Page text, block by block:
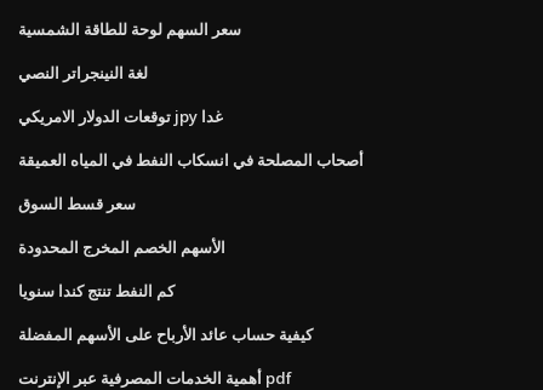
سعر السهم لوحة للطاقة الشمسية
لغة النينجراتر النصي
توقعات الدولار الامريكي jpy غدا
أصحاب المصلحة في انسكاب النفط في المياه العميقة
سعر قسط السوق
الأسهم الخصم المخرج المحدودة
كم النفط تنتج كندا سنويا
كيفية حساب عائد الأرباح على الأسهم المفضلة
أهمية الخدمات المصرفية عبر الإنترنت pdf